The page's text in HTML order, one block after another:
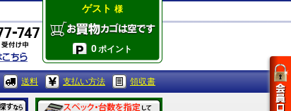
ゲスト 様
0ポイント
送料 支払い方法 領収書